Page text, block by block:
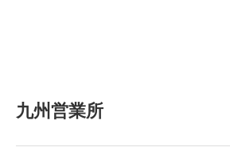
九州営業所